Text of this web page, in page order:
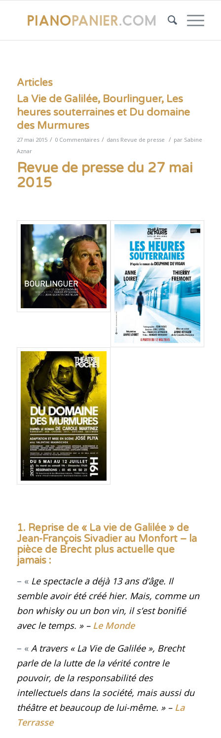
Articles
La Vie de Galilée, Bourlinguer, Les
heures souterraines et Du domaine
des Murmures
27 mai 2015 / 0 Commentaires / dans Revue de presse / par Sabine
Aznar
Revue de presse du 27 mai
2015
1. Reprise de « La vie de Galilée » de
Jean-François Sivadier au Monfort – la
pièce de Brecht plus actuelle que
jamais :
– « Le spectacle a déjà 13 ans d’âge. Il
semble avoir été créé hier. Mais, comme un
bon whisky ou un bon vin, il s’est bonifié
avec le temps. » – Le Monde
– « A travers « La Vie de Galilée », Brecht
parle de la lutte de la vérité contre le
pouvoir, de la responsabilité des
intellectuels dans la société, mais aussi du
théâtre et beaucoup de lui-même. » – La
Terrasse